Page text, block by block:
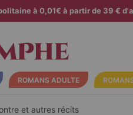
à 0,01€ à partir de 39 €
ROMANS ADULTE
et autres récits